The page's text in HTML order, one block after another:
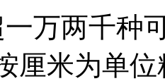
万两千种
厘米为单